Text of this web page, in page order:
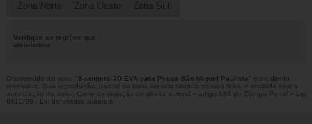
Zona Norte Zona Oeste Zona Sul
Verifique as regiões que
atendemos
O conteúdo do texto " Scanners 3D EVA para Peças São Miguel Paulista " é de direito
reservado. Sua reprodução, parcial ou total, mesmo citando nossos links, é proibida sem a
autorização do autor. Crime de violação de direito autoral – artigo 184 do Código Penal –
Lei
9610/98 - Lei de direitos autorais .